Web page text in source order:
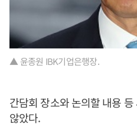
▲ 윤종원 IBK기업은행장.
간담회 장소와 논의할 내용
않았다.